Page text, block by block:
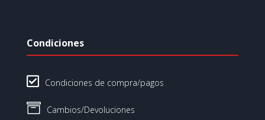
Condiciones
 Condiciones de compra/pagos
 Cambios/Devoluciones